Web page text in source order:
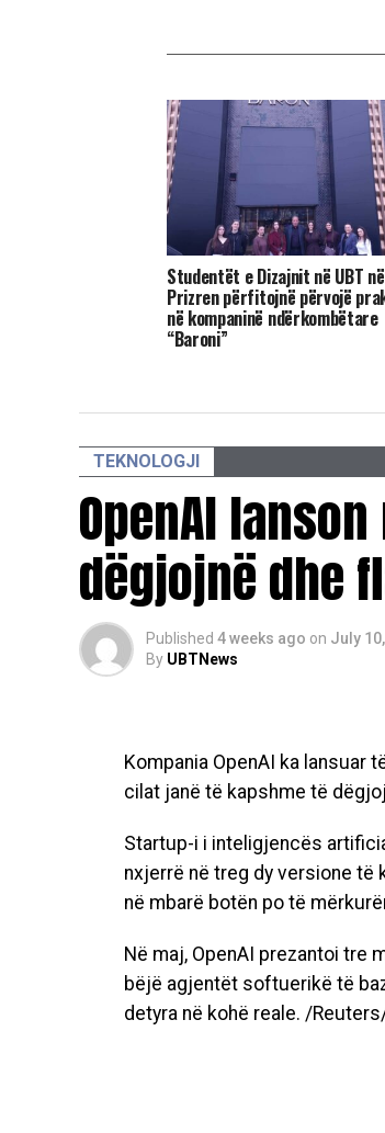
Studentët e Dizajnit në UBT në
Prizren përfitojnë përvojë
në kompaninë ndërkombëtare
“Baroni”
TEKNOLOGJI
OpenAI
dëgjojnë dhe
Published 4 weeks ago on July
By UBTNews
Kompania OpenAI ka lansuar
cilat janë të kapshme të
Startup-i i inteligjencës
nxjerrë në treg dy versione të
në mbarë botën po të
Në maj, OpenAI prezantoi tre
bëjë agjentët softuerikë të
detyra në kohë reale. /